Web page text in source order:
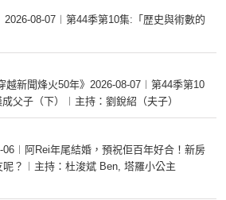
2026-08-07︱第44季第10集:「歴史與術數的
越新聞烽火50年》2026-08-07︱第44季第10
父子（下）︱主持：劉銳紹（夫子）
06︱阿Rei年尾結婚，預祝佢百年好合！新房
？︱主持：杜浚斌 Ben, 塔羅小公主